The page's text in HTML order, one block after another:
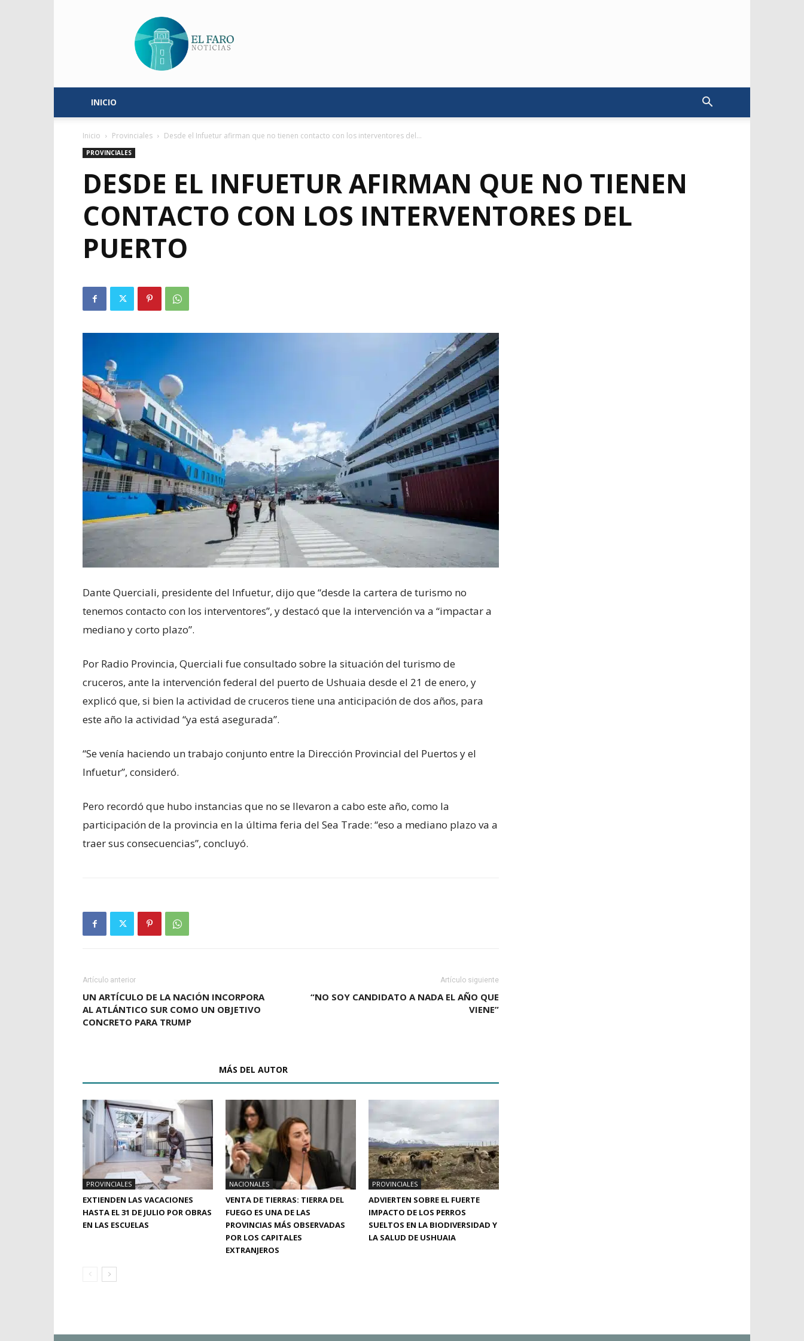
Faro
Noticias
INICIO
Inicio Provinciales Desde el Infuetur afirman que no tienen contacto con los interventores del...
PROVINCIALES
DESDE EL INFUETUR AFIRMAN QUE NO TIENEN
CONTACTO CON LOS INTERVENTORES DEL
PUERTO
Dante Querciali, presidente del Infuetur, dijo que “desde la cartera de turismo no
tenemos contacto con los interventores”, y destacó que la intervención va a “impactar a
mediano y corto plazo”.
Por Radio Provincia, Querciali fue consultado sobre la situación del turismo de
cruceros, ante la intervención federal del puerto de Ushuaia desde el 21 de enero, y
explicó que, si bien la actividad de cruceros tiene una anticipación de dos años, para
este año la actividad “ya está asegurada”.
“Se venía haciendo un trabajo conjunto entre la Dirección Provincial del Puertos y el
Infuetur”, consideró.
Pero recordó que hubo instancias que no se llevaron a cabo este año, como la
participación de la provincia en la última feria del Sea Trade: “eso a mediano plazo va a
traer sus consecuencias”, concluyó.
Artículo anterior
UN ARTÍCULO DE LA NACIÓN INCORPORA
AL ATLÁNTICO SUR COMO UN OBJETIVO
CONCRETO PARA TRUMP
Artículo siguiente
“NO SOY CANDIDATO A NADA EL AÑO QUE
VIENE”
MÁS DEL AUTOR
PROVINCIALES
EXTIENDEN LAS VACACIONES
HASTA EL 31 DE JULIO POR OBRAS
EN LAS ESCUELAS
NACIONALES
VENTA DE TIERRAS: TIERRA DEL
FUEGO ES UNA DE LAS
PROVINCIAS MÁS OBSERVADAS
POR LOS CAPITALES
EXTRANJEROS
PROVINCIALES
ADVIERTEN SOBRE EL FUERTE
IMPACTO DE LOS PERROS
SUELTOS EN LA BIODIVERSIDAD Y
LA SALUD DE USHUAIA